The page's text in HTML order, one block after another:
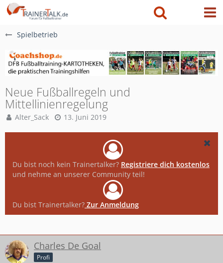
Spielbetrieb
Neue Fußballregeln und
Mittellinienregelung
Alter_Sack 13. Juni 2019
Du bist noch kein Trainertalker? Registriere dich kostenlos
und nehme an unserer Community teil!
Du bist Trainertalker? Zur Anmeldung
Charles De Goal
Profi